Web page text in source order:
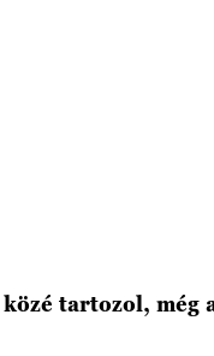
tartozol, még